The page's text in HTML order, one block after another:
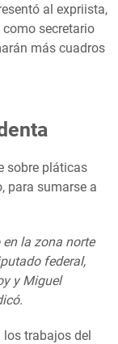
al expriista,
secretario
más cuadros
sobre pláticas
para sumarse a
la zona norte
federal,
y Miguel
trabajos del